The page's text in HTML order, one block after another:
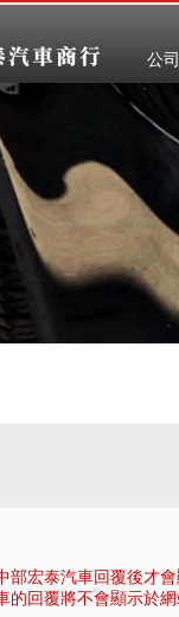
公
部宏泰汽車回覆後才
的回覆將不會顯示於